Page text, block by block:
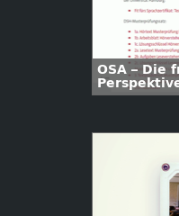
OSA – Die
des DaF-